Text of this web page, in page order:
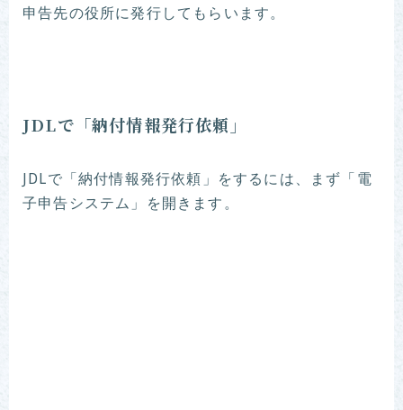
申告先の役所に発行してもらいます。
JDLで「納付情報発行依頼」
JDLで「納付情報発行依頼」をするには、まず「電
子申告システム」を開きます。